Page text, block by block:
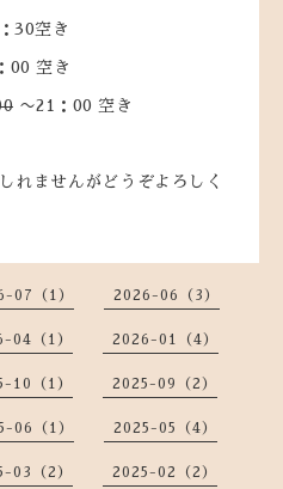
30空き
00 空き
〜21：00 空き
れませんがどうぞよろしく
07（1） 2026-06（3）
04（1） 2026-01（4）
10（1） 2025-09（2）
06（1） 2025-05（4）
03（2） 2025-02（2）